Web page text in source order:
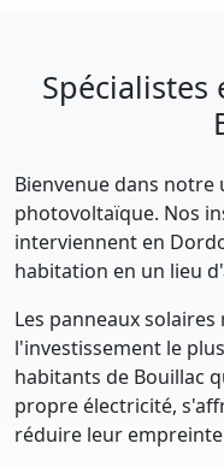
Spécialistes
Bienvenue dans notre
photovoltaïque. Nos
interviennent en
habitation en un lieu
Les panneaux
l'investissement le
habitants de Bouillac
propre électricité,
réduire leur